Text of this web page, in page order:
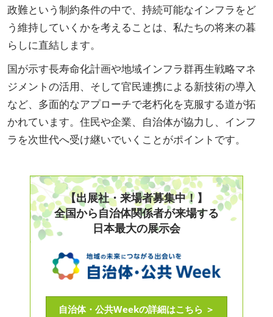
政難という制約条件の中で、持続可能なインフラをど
う維持していくかを考えることは、私たちの将来の暮
らしに直結します。
国が示す長寿命化計画や地域インフラ群再生戦略マネ
ジメントの活用、そして官民連携による新技術の導入
など、多面的なアプローチで老朽化を克服する道が拓
かれています。住民や企業、自治体が協力し、インフ
ラを次世代へ受け継いでいくことがポイントです。
【出展社・来場者募集中！】
全国から自治体関係者が来場する
日本最大の展示会
自治体・公共Weekの詳細はこちら ＞